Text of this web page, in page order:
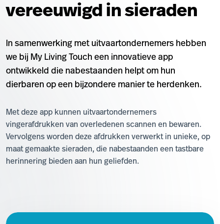
vereeuwigd in sieraden
In samenwerking met uitvaartondernemers hebben
we bij My Living Touch een innovatieve app
ontwikkeld die nabestaanden helpt om hun
dierbaren op een bijzondere manier te herdenken.
Met deze app kunnen uitvaartondernemers
vingerafdrukken van overledenen scannen en bewaren.
Vervolgens worden deze afdrukken verwerkt in unieke, op
maat gemaakte sieraden, die nabestaanden een tastbare
herinnering bieden aan hun geliefden.